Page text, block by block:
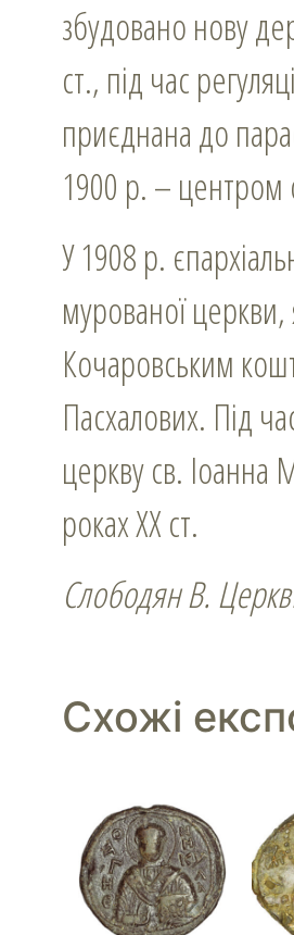
збудовано нову
ст., під час
приєднана до
1900 р. – центром
У 1908 р.
мурованої
Кочаровським
Пасхалових. Під
церкву св. Іоанна
роках ХХ ст.
Слободян В.
Схожі